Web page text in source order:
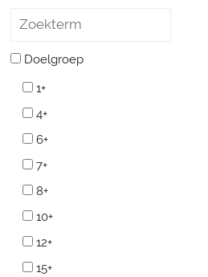
Doelgroep
1+
4+
6+
7+
8+
10+
12+
15+